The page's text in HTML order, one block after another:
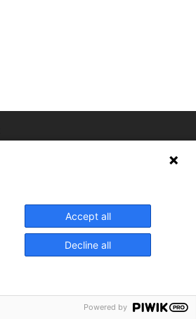
Accept all
Decline all
Powered by